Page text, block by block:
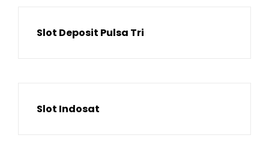
Slot Deposit Pulsa Tri
Slot Indosat